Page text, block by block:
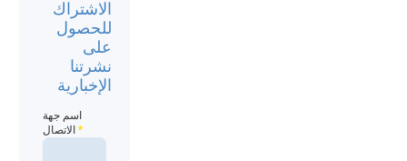
الاشتراك
للحصول
على
نشرتنا
الإخبارية
اسم جهة
الاتصال*